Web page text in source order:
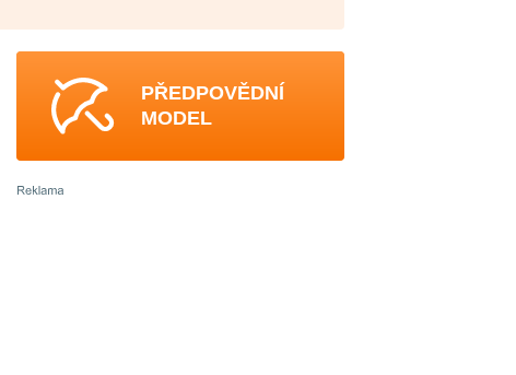
PŘEDPOVĚDNÍ
MODEL